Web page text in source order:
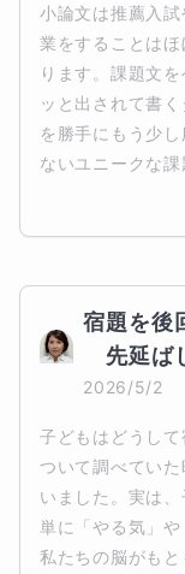
小論文は推薦入
業をすることは
ります。課題文
ッと出されて書
を勝手にもう少
ないユニークな
宿題を後
先延ば
2026/5/2
子どもはどうし
ついて調べてい
いました。実は、
単に「やる気」や
私たちの脳がも